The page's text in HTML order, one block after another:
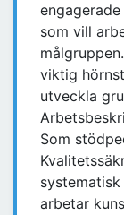
som vill
viktig
utveckla
Som
arbetar